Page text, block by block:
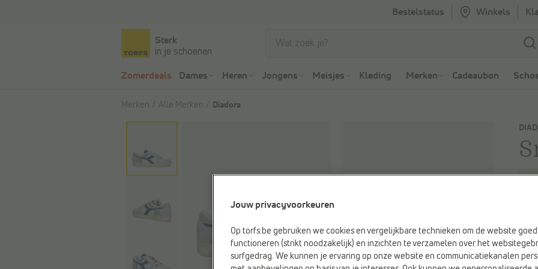
Bestelstatus Winkels
Sterk
in je schoenen
Zomerdeals Dames Heren Jongens Meisjes Kleding Merken Cadeaubon
Merken Alle Merken Diadora
Wit
Jouw privacyvoorkeuren
Op torfs.be gebruiken we cookies en vergelijkbare technieken om de website
functioneren (strikt noodzakelijk) en inzichten te verzamelen over het
surfgedrag. We kunnen je ervaring op onze website en communicatiekanalen